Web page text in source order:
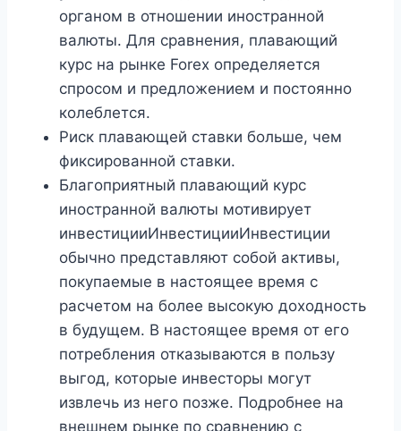
органом в отношении иностранной
валюты. Для сравнения, плавающий
курс на рынке Forex определяется
спросом и предложением и постоянно
колеблется.
Риск плавающей ставки больше, чем
фиксированной ставки.
Благоприятный плавающий курс
иностранной валюты мотивирует
инвестицииИнвестицииИнвестиции
обычно представляют собой активы,
покупаемые в настоящее время с
расчетом на более высокую доходность
в будущем. В настоящее время от его
потребления отказываются в пользу
выгод, которые инвесторы могут
извлечь из него позже. Подробнее на
внешнем рынке по сравнению с